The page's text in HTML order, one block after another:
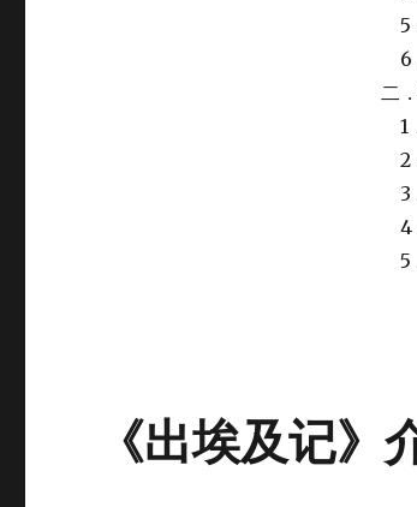
5
6
二
1
2
3
4
5
《出埃及记》